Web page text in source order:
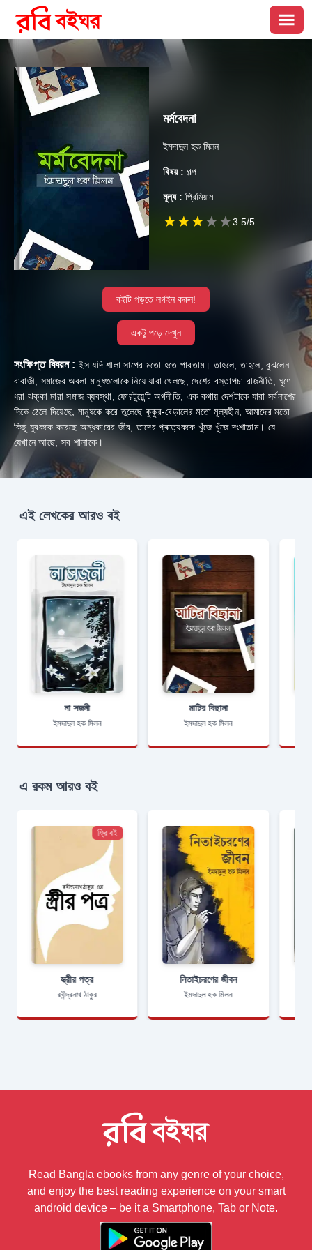
মৰ্মবেদনা
ইমদাদুল হক মিলন
বিষয় : গল্প
মূল্য : প্রিমিয়াম
★★★★★3.5/5
বইটি পড়তে লগইন করুন!
একটু পড়ে দেখুন
সংক্ষিপ্ত বিবরন : ইস যদি শালা সাপের মতো হতে পারতাম। তাহলে, তাহলে, বুঝলেন
বাবাজী, সমাজের অবলা মানুষগুলোকে নিয়ে যারা খেলছে, দেশের বস্তাপচা রাজনীতি, ঘুণে
ধরা ঝক্কা মারা সমাজ ব্যবস্থা, ফোরটুয়েন্টি অর্থনীতি, এক কথায় দেশটাকে যারা সর্বনাশের
দিকে ঠেলে দিয়েছে, মানুষকে করে তুলেছে কুকুর-বেড়ালের মতো মূল্যহীন, আমাদের মতো
কিছু যুবককে করেছে অন্ধকারের জীব, তাদের প্ৰত্যেককে খুঁজে খুঁজে দংশাতাম। যে
যেখানে আছে, সব শালাকে।
এই লেখকের আরও বই
না সজনী
ইমদাদুল হক মিলন
মাটির বিছানা
ইমদাদুল হক মিলন
এ রকম আরও বই
ফ্রি বই
স্ত্রীর পত্র
রবীন্দ্রনাথ ঠাকুর
নিতাইচরণের জীবন
ইমদাদুল হক মিলন
Read Bangla ebooks from any genre of your choice,
and enjoy the best reading experience on your smart
android device – be it a Smartphone, Tab or Note.